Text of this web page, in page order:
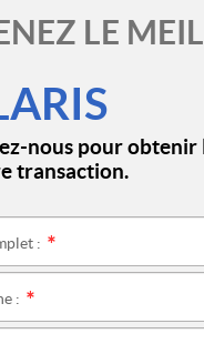
LE
nous pour obtenir
transaction.
:
: